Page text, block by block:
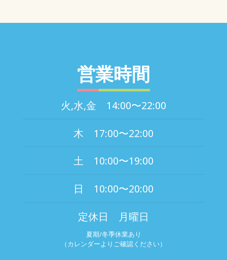
営業時間
火,水,金 14:00〜22:00
木 17:00〜22:00
土 10:00〜19:00
日 10:00〜20:00
定休日 月曜日
夏期/冬季休業あり
（カレンダーよりご確認ください）